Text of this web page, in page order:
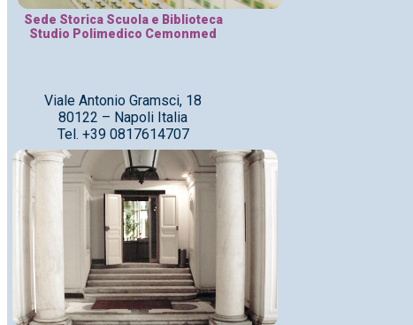
Sede Storica Scuola e Biblioteca
Studio Polimedico Cemonmed
Viale Antonio Gramsci, 18
80122 – Napoli Italia
Tel. +39 0817614707